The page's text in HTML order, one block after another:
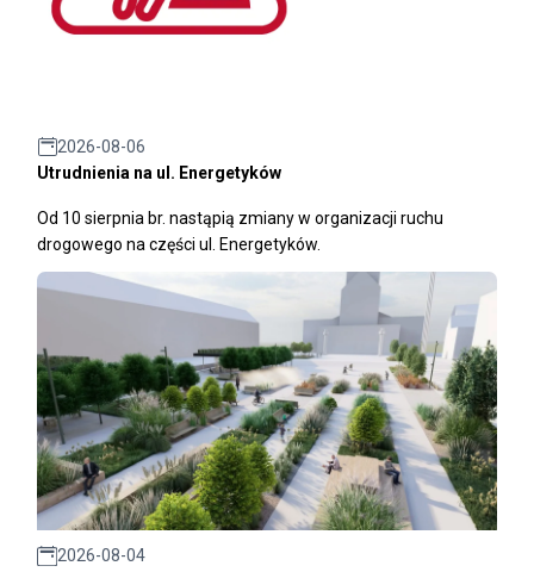
2026-08-06
Utrudnienia na ul. Energetyków
Od 10 sierpnia br. nastąpią zmiany w organizacji ruchu
drogowego na części ul. Energetyków.
2026-08-04